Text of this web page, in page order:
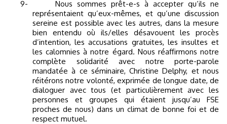
9-
Nous sommes prêt-e-s à accepter qu’ils ne
représentaient qu’eux-mêmes, et qu’une discussion
sereine est possible avec les autres, dans la mesure
bien entendu où ils/elles désavouent les procès
d’intention, les accusations gratuites, les insultes et
les calomnies à notre égard. Nous réaffirmons notre
complète solidarité avec notre porte-parole
mandatée à ce séminaire, Christine Delphy, et nous
réitérons notre volonté, exprimée de longue date, de
dialoguer avec tous (et particulièrement avec les
personnes et groupes qui étaient jusqu’au FSE
proches de nous) dans un climat de bonne foi et de
respect mutuel.